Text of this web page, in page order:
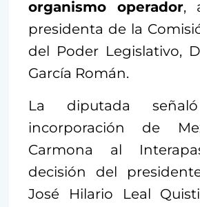
organismo operador,
presidenta de la
del Poder Legislativo,
García Román.
La diputada
incorporación de
Carmona al
decisión del
José Hilario Leal